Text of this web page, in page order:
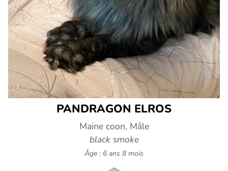
PANDRAGON ELROS
Maine coon, Mâle
black smoke
Âge : 6 ans 8 mois